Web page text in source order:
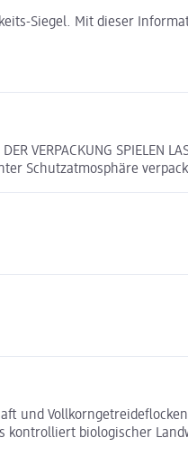
Siegel. Mit dieser
VERPACKUNG SPIELEN
Schutzatmosphäre
Vollkorngetreideflocken
kontrolliert biologischer